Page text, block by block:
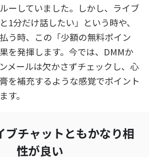
ーしていました。しかし、ライブ
1分だけ話したい」という時や、
う時、この「少額の無料ポイン
を発揮します。今では、DMMか
メールは欠かさずチェックし、心
を補充するような感覚でポイント
す。
ブチャットともかなり相
性が良い